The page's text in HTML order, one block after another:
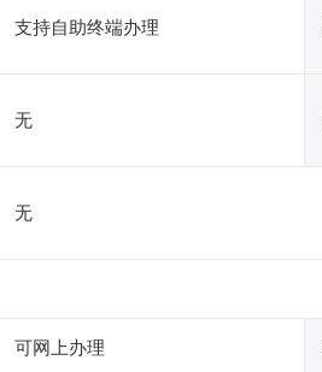
支持自助终端办理
无
无
可网上办理